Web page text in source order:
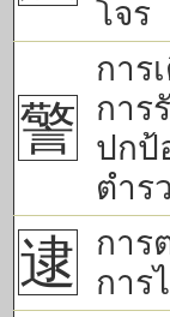
โจร
警
การ
การ
ปกป้
ตำร
逮
การ
การ